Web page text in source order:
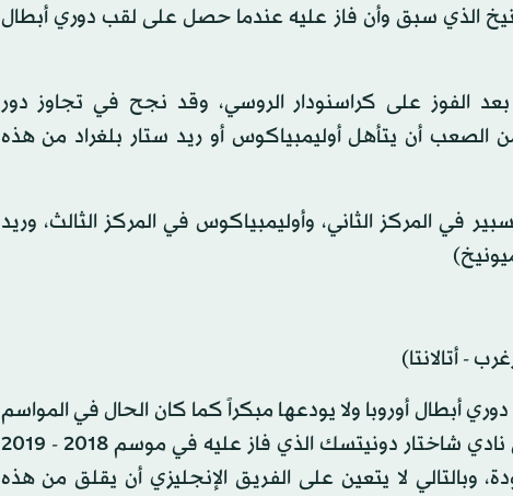
الذي سبق وأن فاز عليه عندما حصل على لقب دوري أبطال
الفوز على كراسنودار الروسي، وقد نجح في تجاوز دور
الصعب أن يتأهل أوليمبياكوس أو ريد ستار بلغراد من هذه
في المركز الثاني، وأوليمبياكوس في المركز الثالث، وريد
- أتالانتا)
أبطال أوروبا ولا يودعها مبكراً كما كان الحال في المواسم
السابقة. وللموسم الثالث على التوالي، سيواجه مانشستر سيتي نادي شاختار دونيتسك الذي فاز عليه في موسم 2018 - 2019
وبالتالي لا يتعين على الفريق الإنجليزي أن يقلق من هذه